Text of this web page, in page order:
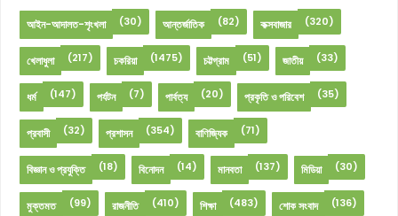
আইন-আদালত-শৃংখলা (30) আন্তর্জাতিক (82) কক্সবাজার (320)
খেলাধুলা (217) চকরিয়া (1475) চট্টগ্রাম (51) জাতীয় (33)
ধর্ম (147) পর্যটন (7) পার্বত্য (20) প্রকৃতি ও পরিবেশ (35)
প্রবাসী (32) প্রশাসন (354) বাণিজ্যিক (71)
বিজ্ঞান ও প্রযুক্তি (18) বিনোদন (14) মানবতা (137) মিডিয়া (30)
মুক্তমত (99) রাজনীতি (410) শিক্ষা (483) শোক সংবাদ (136)